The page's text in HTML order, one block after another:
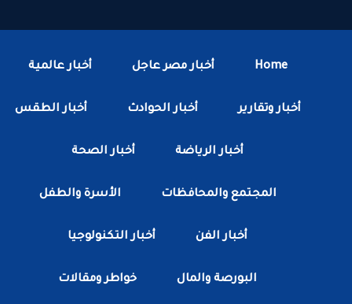
Home أخبار مصر عاجل أخبار عالمية
أخبار وتقارير أخبار الحوادث أخبار الطقس
أخبار الرياضة أخبار الصحة
المجتمع والمحافظات الأسرة والطفل
أخبار الفن أخبار التكنولوجيا
البورصة والمال خواطر ومقالات